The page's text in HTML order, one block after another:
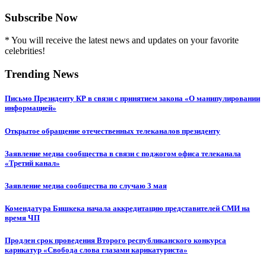
Subscribe Now
* You will receive the latest news and updates on your favorite
celebrities!
Trending News
Письмо Президенту КР в связи с принятием закона «О манипулировании
информацией»
Открытое обращение отечественных телеканалов президенту
Заявление медиа сообщества в связи с поджогом офиса телеканала
«Третий канал»
Заявление медиа сообщества по случаю 3 мая
Комендатура Бишкека начала аккредитацию представителей СМИ на
время ЧП
Продлен срок проведения Второго республиканского конкурса
карикатур «Свобода слова глазами карикатуриста»